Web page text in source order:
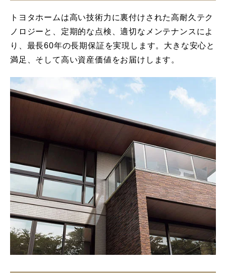
トヨタホームは高い技術力に裏付けされた高耐久テク
ノロジーと、定期的な点検、適切なメンテナンスによ
り、最長60年の長期保証を実現します。大きな安心と
満足、そして高い資産価値をお届けします。